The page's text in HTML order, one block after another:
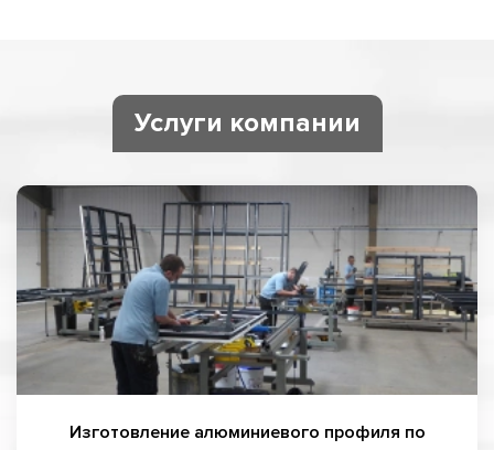
Услуги компании
Изготовление алюминиевого профиля по